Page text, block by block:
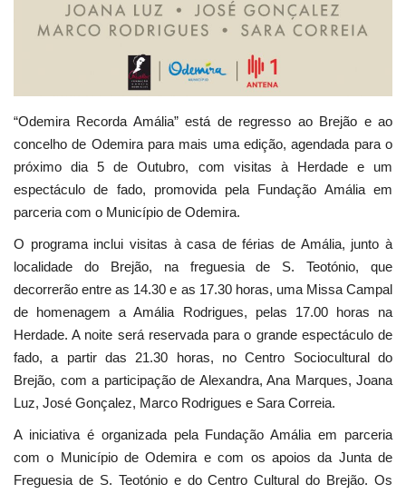
Ambiente
“Odemira Recorda Amália” está de regresso ao Brejão e ao
concelho de Odemira para mais uma edição, agendada para o
próximo dia 5 de Outubro, com visitas à Herdade e um
espectáculo de fado, promovida pela Fundação Amália em
parceria com o Município de Odemira.
O programa inclui visitas à casa de férias de Amália, junto à
localidade do Brejão, na freguesia de S. Teotónio, que
decorrerão entre as 14.30 e as 17.30 horas, uma Missa Campal
de homenagem a Amália Rodrigues, pelas 17.00 horas na
Herdade. A noite será reservada para o grande espectáculo de
fado, a partir das 21.30 horas, no Centro Sociocultural do
Brejão, com a participação de Alexandra, Ana Marques, Joana
Luz, José Gonçalez, Marco Rodrigues e Sara Correia.
A iniciativa é organizada pela Fundação Amália em parceria
com o Município de Odemira e com os apoios da Junta de
Freguesia de S. Teotónio e do Centro Cultural do Brejão. Os